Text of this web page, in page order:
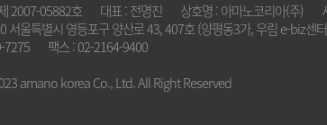
2007-05882호 대표 : 전명진 상호명 : 아마노코리아(주)
서울특별시 영등포구 양산로 43, 407호 (양평동3가, 우림 e-biz센
7275
팩스 : 02-2164-9400
amano korea Co., Ltd. All Right Reserved